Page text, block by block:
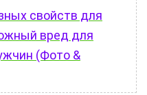
свойств для
вред для
(Фото &